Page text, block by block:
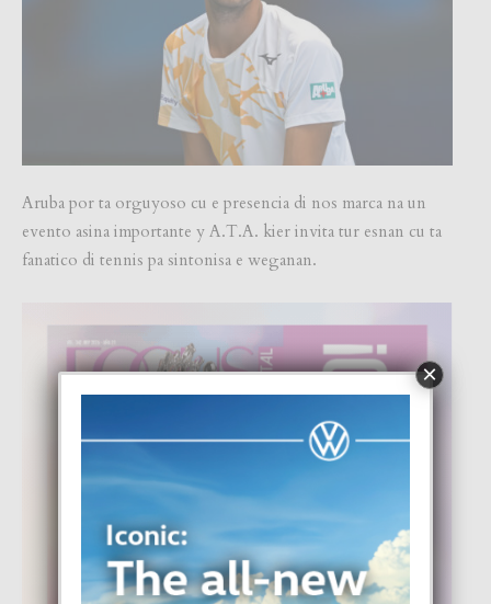
Aruba por ta orguyoso cu e presencia di nos marca na un
evento asina importante y A.T.A. kier invita tur esnan cu ta
fanatico di tennis pa sintonisa e weganan.
×